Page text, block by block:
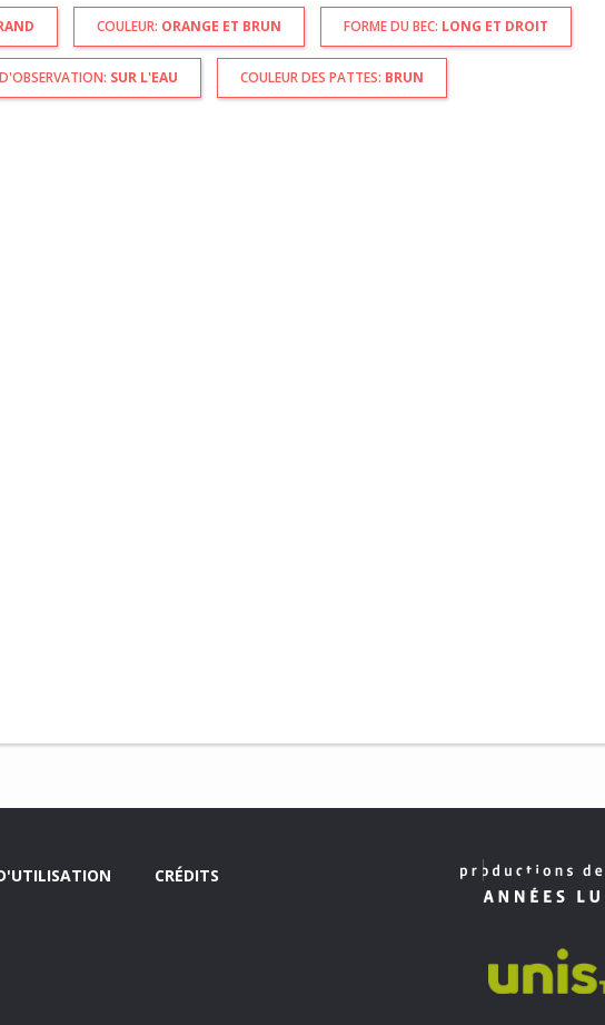
COULEUR: ORANGE ET BRUN FORME DU BEC: LONG ET DROIT
SUR L'EAU COULEUR DES PATTES: BRUN
CRÉDITS